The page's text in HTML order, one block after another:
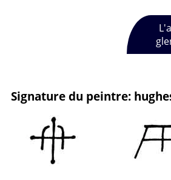
Signature du peintre: